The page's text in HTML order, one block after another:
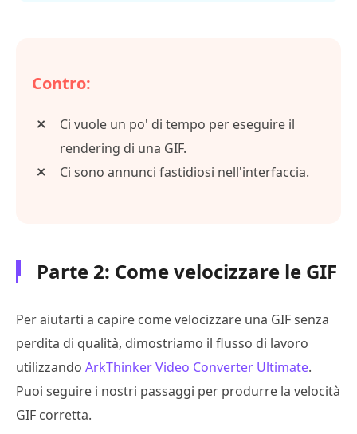
Contro:
Ci vuole un po' di tempo per eseguire il
rendering di una GIF.
Ci sono annunci fastidiosi nell'interfaccia.
Parte 2: Come velocizzare le GIF
Per aiutarti a capire come velocizzare una GIF senza
perdita di qualità, dimostriamo il flusso di lavoro
utilizzando ArkThinker Video Converter Ultimate.
Puoi seguire i nostri passaggi per produrre la velocità
GIF corretta.